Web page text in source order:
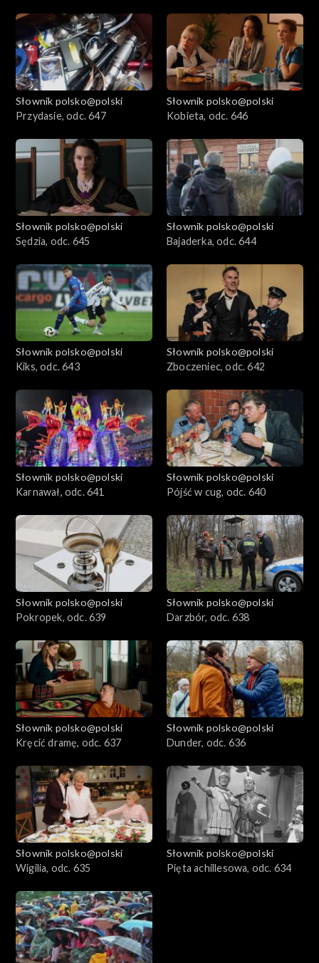
Słownik polsko@polski
Przydasie, odc. 647
Słownik polsko@polski
Kobieta, odc. 646
Słownik polsko@polski
Sędzia, odc. 645
Słownik polsko@polski
Bajaderka, odc. 644
Słownik polsko@polski
Kiks, odc. 643
Słownik polsko@polski
Zboczeniec, odc. 642
Słownik polsko@polski
Karnawał, odc. 641
Słownik polsko@polski
Pójść w cug, odc. 640
Słownik polsko@polski
Pokropek, odc. 639
Słownik polsko@polski
Darzbór, odc. 638
Słownik polsko@polski
Kręcić dramę, odc. 637
Słownik polsko@polski
Dunder, odc. 636
Słownik polsko@polski
Wigilia, odc. 635
Słownik polsko@polski
Pięta achillesowa, odc. 634